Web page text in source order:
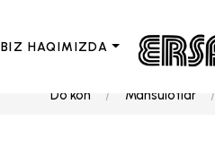
BIZ HAQIMIZDA
Do'kon Mahsulotlar